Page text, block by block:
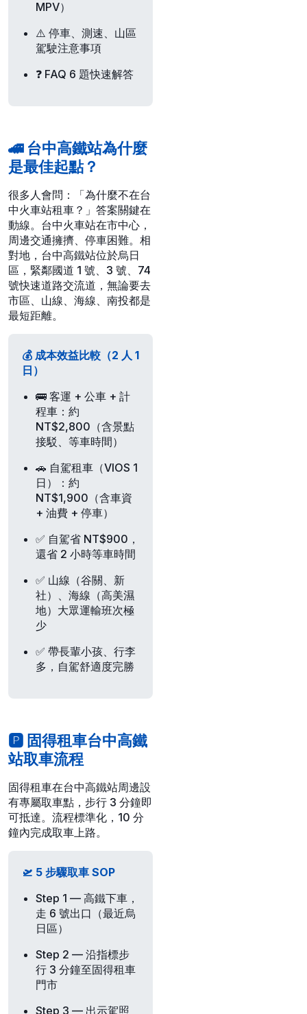
MPV）
⚠️ 停車、測速、山區
駕駛注意事項
❓ FAQ 6 題快速解答
🚄 台中高鐵站為什麼
是最佳起點？
很多人會問：「為什麼不在台
中火車站租車？」答案關鍵在
動線。台中火車站在市中心，
周邊交通擁擠、停車困難。相
對地，台中高鐵站位於烏日
區，緊鄰國道 1 號、3 號、74
號快速道路交流道， 無論要去
市區、山線、海線、南投都是
最短距離。
💰 成本效益比較（2 人 1
日）
🚌 客運 + 公車 + 計
程車 ：約
NT$2,800（含景點
接駁、等車時間）
🚗 自駕租車（VIOS 1
日）
：約
NT$1,900（含車資
+ 油費 + 停車）
✅ 自駕省 NT$900，
還省 2 小時等車時間
✅ 山線（谷關、新
社）、海線（高美濕
地）大眾運輸班次極
少
✅ 帶長輩小孩、行李
多，自駕舒適度完勝
🅿️ 固得租車台中高鐵
站取車流程
固得租車在台中高鐵站周邊設
有專屬取車點，步行 3 分鐘即
可抵達。流程標準化，10 分
鐘內完成取車上路。
🛫 5 步驟取車 SOP
Step 1 — 高鐵下車，
走 6 號出口（最近烏
日區）
Step 2 — 沿指標步
行 3 分鐘至固得租車
門市
Step 3 — 出示駕照